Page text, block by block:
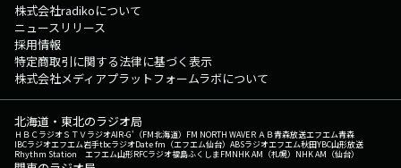
株式会社radikoについて
ニュースリリース
採用情報
特定商取引に関する法律に基づく表示
株式会社メディアプラットフォームラボについて
北海道・東北のラジオ局
ＨＢＣラジオＳＴＶラジオAIR-G'（FM北海道） FM NORTH WAVEＲＡＢ青森放送エフエム青森
IBCラジオエフエム岩手tbcラジオDate fm（エフエム仙台） ABSラジオエフエム秋田YBC山形放送
Rhythm Station エフエム山形RFCラジオ福島ふくしまFMNHK AM（札幌） NHK AM（仙台）